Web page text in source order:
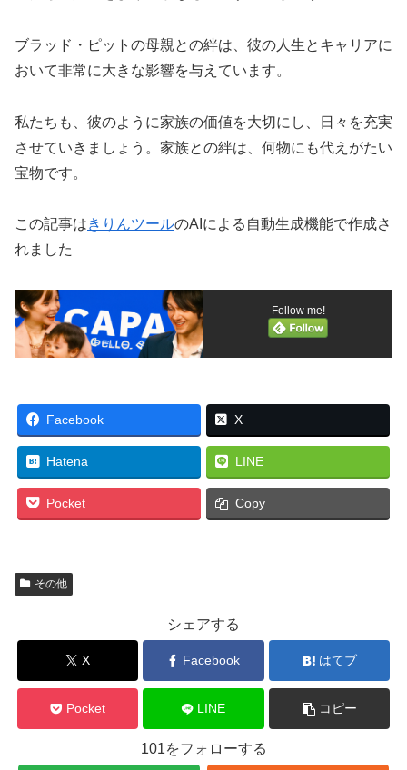
ブラッド・ピットの母親との絆は、彼の人生とキャリアに
おいて非常に大きな影響を与えています。
私たちも、彼のように家族の価値を大切にし、日々を充実
させていきましょう。家族との絆は、何物にも代えがたい
宝物です。
この記事はきりんツールのAIによる自動生成機能で作成さ
れました
Follow me!
Facebook X
Hatena LINE
Pocket Copy
その他
シェアする
X Facebook はてブ
Pocket LINE コピー
101をフォローする